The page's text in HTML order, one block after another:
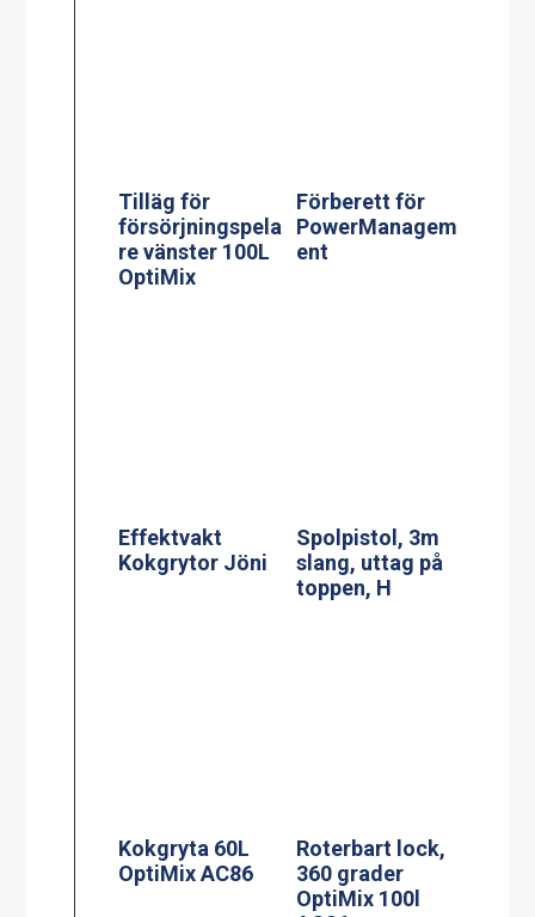
Tilläg för
försörjningspela
re vänster 100L
OptiMix
Förberett för
PowerManagem
ent
Effektvakt
Kokgrytor Jöni
Spolpistol, 3m
slang, uttag på
toppen, H
Kokgryta 60L
OptiMix AC86
Roterbart lock,
360 grader
OptiMix 100l